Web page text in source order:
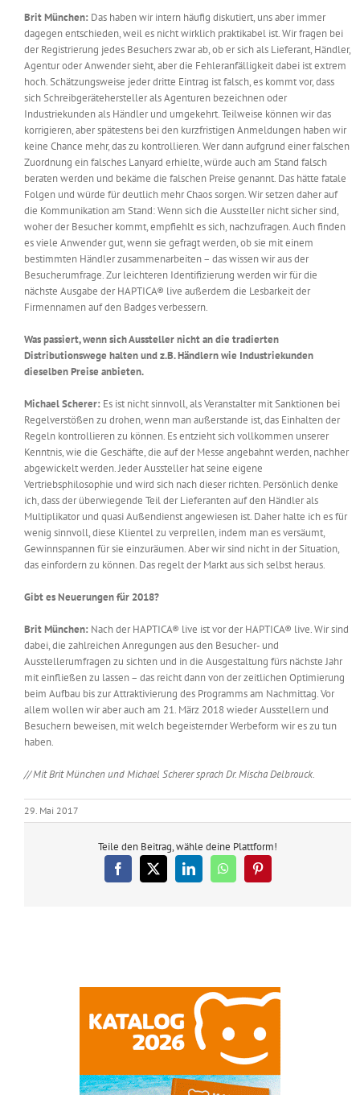
Brit München: Das haben wir intern häufig diskutiert, uns aber immer
dagegen entschieden, weil es nicht wirklich praktikabel ist. Wir fragen bei
der Registrierung jedes Besuchers zwar ab, ob er sich als Lieferant, Händler,
Agentur oder Anwender sieht, aber die Fehleranfälligkeit dabei ist extrem
hoch. Schätzungsweise jeder dritte Eintrag ist falsch, es kommt vor, dass
sich Schreibgerätehersteller als Agenturen bezeichnen oder
Industriekunden als Händler und umgekehrt. Teilweise können wir das
korrigieren, aber spätestens bei den kurzfristigen Anmeldungen haben wir
keine Chance mehr, das zu kontrollieren. Wer dann aufgrund einer falschen
Zuordnung ein falsches Lanyard erhielte, würde auch am Stand falsch
beraten werden und bekäme die falschen Preise genannt. Das hätte fatale
Folgen und würde für deutlich mehr Chaos sorgen. Wir setzen daher auf
die Kommunikation am Stand: Wenn sich die Aussteller nicht sicher sind,
woher der Besucher kommt, empfiehlt es sich, nachzufragen. Auch finden
es viele Anwender gut, wenn sie gefragt werden, ob sie mit einem
bestimmten Händler zusammenarbeiten – das wissen wir aus der
Besucherumfrage. Zur leichteren Identifizierung werden wir für die
nächste Ausgabe der HAPTICA® live außerdem die Lesbarkeit der
Firmennamen auf den Badges verbessern.
Was passiert, wenn sich Aussteller nicht an die tradierten
Distributionswege halten und z.B. Händlern wie Industriekunden
dieselben Preise anbieten.
Michael Scherer: Es ist nicht sinnvoll, als Veranstalter mit Sanktionen bei
Regelverstößen zu drohen, wenn man außerstande ist, das Einhalten der
Regeln kontrollieren zu können. Es entzieht sich vollkommen unserer
Kenntnis, wie die Geschäfte, die auf der Messe angebahnt werden, nachher
abgewickelt werden. Jeder Aussteller hat seine eigene
Vertriebsphilosophie und wird sich nach dieser richten. Persönlich denke
ich, dass der überwiegende Teil der Lieferanten auf den Händler als
Multiplikator und quasi Außendienst angewiesen ist. Daher halte ich es für
wenig sinnvoll, diese Klientel zu verprellen, indem man es versäumt,
Gewinnspannen für sie einzuräumen. Aber wir sind nicht in der Situation,
das einfordern zu können. Das regelt der Markt aus sich selbst heraus.
Gibt es Neuerungen für 2018?
Brit München: Nach der HAPTICA® live ist vor der HAPTICA® live. Wir sind
dabei, die zahlreichen Anregungen aus den Besucher- und
Ausstellerumfragen zu sichten und in die Ausgestaltung fürs nächste Jahr
mit einfließen zu lassen – das reicht dann von der zeitlichen Optimierung
beim Aufbau bis zur Attraktivierung des Programms am Nachmittag. Vor
allem wollen wir aber auch am 21. März 2018 wieder Ausstellern und
Besuchern beweisen, mit welch begeisternder Werbeform wir es zu tun
haben.
// Mit Brit München und Michael Scherer sprach Dr. Mischa Delbrouck.
29. Mai 2017
Teile den Beitrag, wähle deine Plattform!
Facebook
X LinkedInWhatsAppPinterest